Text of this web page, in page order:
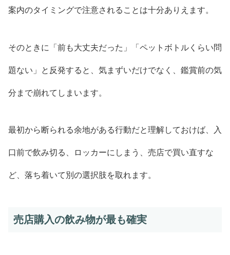
案内のタイミングで注意されることは十分ありえます。
そのときに「前も大丈夫だった」「ペットボトルくらい問
題ない」と反発すると、気まずいだけでなく、鑑賞前の気
分まで崩れてしまいます。
最初から断られる余地がある行動だと理解しておけば、入
口前で飲み切る、ロッカーにしまう、売店で買い直すな
ど、落ち着いて別の選択肢を取れます。
売店購入の飲み物が最も確実